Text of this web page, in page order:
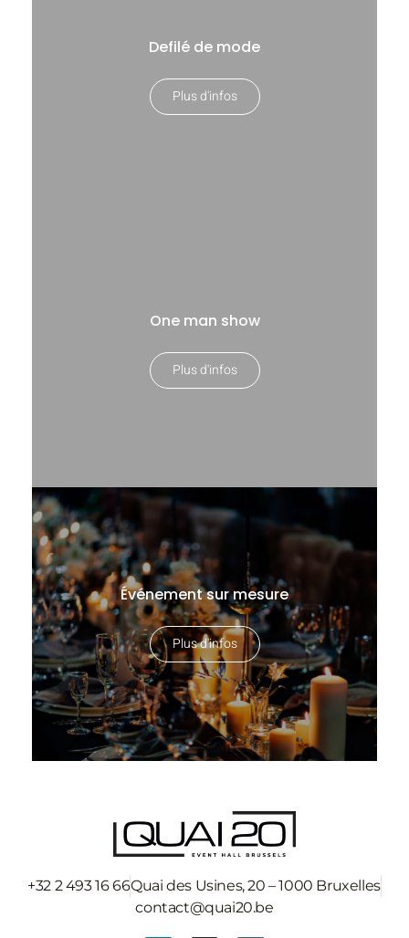
Defilé de mode
Plus d'infos
One man show
Plus d'infos
Événement sur mesure
Plus d'infos
+32 2 493 16 66Quai des Usines, 20 – 1000 Bruxelles
contact@quai20.be